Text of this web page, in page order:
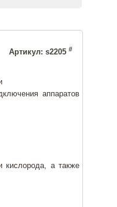
Артикул: s2205 #
аппаратов
кислорода, а также